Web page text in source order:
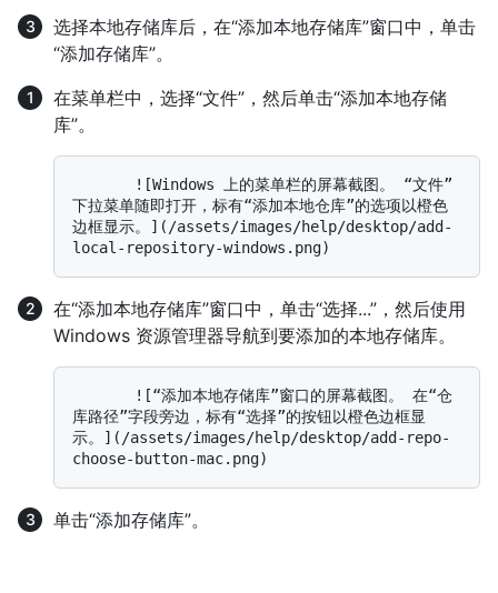
选择本地存储库后，在“添加本地存储库”窗口中，单击
“添加存储库”。
在菜单栏中，选择“文件”，然后单击“添加本地存储
库”。
下拉菜单随即打开，标有“添加本地仓库”的选项以橙色
边框显示。](/assets/images/help/desktop/add-
在“添加本地存储库”窗口中，单击“选择...”，然后使用
Windows 资源管理器导航到要添加的本地存储库。
库路径”字段旁边，标有“选择”的按钮以橙色边框显
示。](/assets/images/help/desktop/add-repo-
单击“添加存储库”。